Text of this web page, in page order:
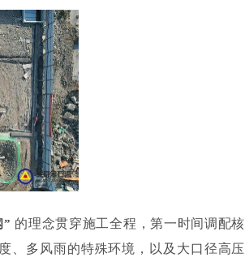
” 的理念贯穿施工全程，第一时间调配核
、多风雨的特殊环境，以及大口径高压